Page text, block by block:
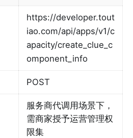
https://developer.tout
iao.com/api/apps/v1/c
apacity/create_clue_c
omponent_info
POST
服务商代调用场景下，
需商家授予运营管理权
限集